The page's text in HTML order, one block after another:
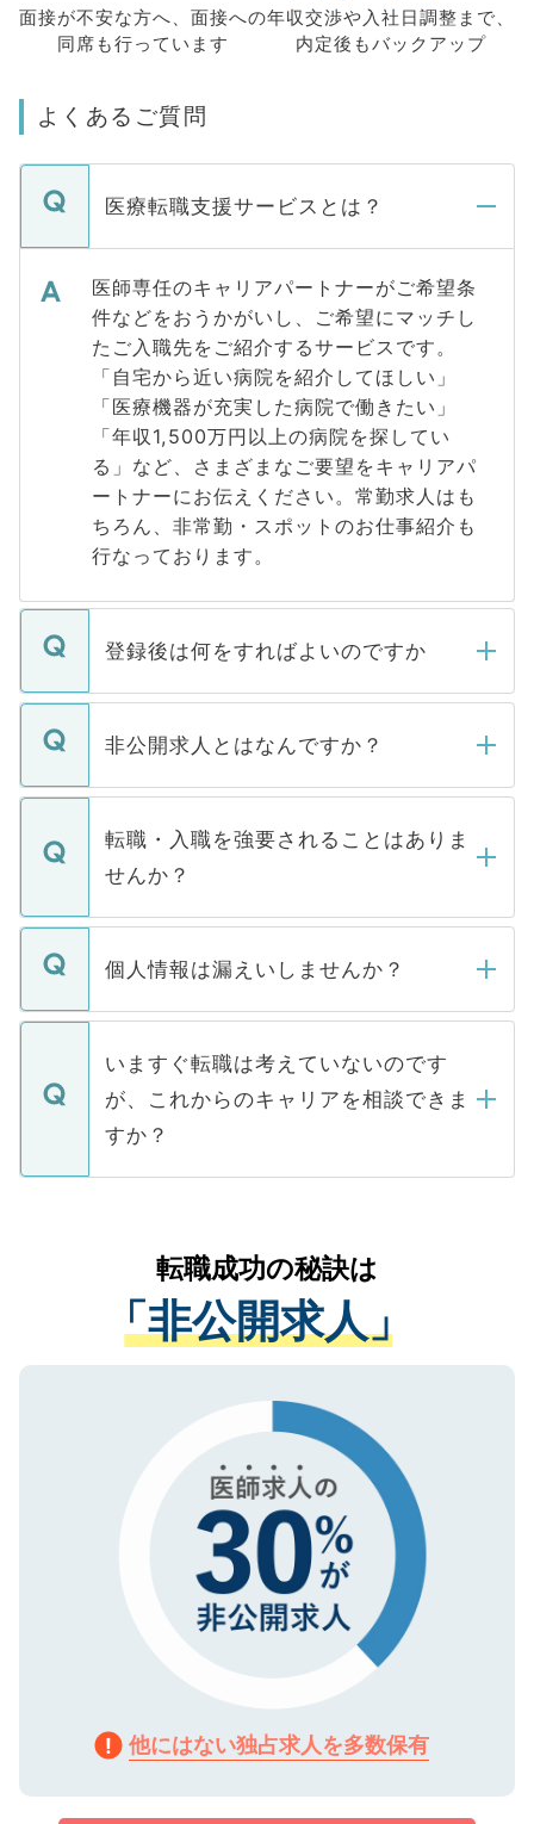
面接が不安な方へ、 面接への
同席も行っています
年収交渉や 入社日調整まで、
内定後もバックアップ
よくあるご質問
医療転職支援サービスとは？
医師専任のキャリアパートナーがご希望条
件などをおうかがいし、ご希望にマッチし
たご入職先をご紹介するサービスです。
「自宅から近い病院を紹介してほしい」
「医療機器が充実した病院で働きたい」
「年収1,500万円以上の病院を探してい
る」など、さまざまなご要望をキャリアパ
ートナーにお伝えください。常勤求人はも
ちろん、非常勤・スポットのお仕事紹介も
行なっております。
登録後は何をすればよいのですか
ご登録いただきましたら、弊社担当者がご
登録内容を確認し、その後メールもしくは
ます。通常、5営業日以内にはご連絡をせて
いただきますので、しばらくお待ちくださ
い。
非公開求人とはなんですか？
マイナビDOCTORで取り扱っている求人の
うち約3割は、Webサイトからご覧いただ
けない「非公開求人」です。非公開求人は
下記の理由によって、一般には公開してい
ません。
■応募殺到を避けるため 人気のある医療機
関を公にしてしまうと、応募が殺到する場
に、医療機関が求める条件に合った人材の
みを人材紹介会社に依頼するケースが増え
ています。
転職・入職を強要されることはありま
せんか？
転職・入職を強要することは一切ありませ
ん。また、仮に応募先から内定をいただい
定を承諾する必要はありません。内定先へ
の辞退の連絡はキャリアパートナーが行い
ますので、ご安心ください。
個人情報は漏えいしませんか？
個人情報が漏えいすることはありませんの
で、ご安心ください。当サイトからの登録
などで収集したご登録者様の個人情報は、
ご本人のキャリアアップおよび転職活動の
支援を目的に使用いたします。お預かりし
ているすべての個人データはご本人の許可
は、個人情報の取り扱いについての厳密な
管理基準を満たした事業者のみに付与され
る、プライバシーマークを取得済みです。
ご登録いただいた個人情報は、SSL（デー
で、機密保持に関してもご安心ください。
いますぐ転職は考えていないのです
が、これからのキャリアを相談できま
すか？
かがいして、現在の医療機関の状況や紹介
経験をまじえながら、適切なアドバイスを
させていただきます。すぐにご転職をされ
ない方には、長期的なサポートが可能です
ので、まずはご登録ください。
転職成功の秘訣は
「非公開求人」
他にはない独占求人を多数保有